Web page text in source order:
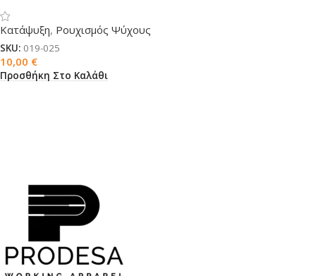
Κατάψυξη, Ρουχισμός Ψύχους
SKU: 019-025
10,00 €
Προσθήκη Στο Καλάθι